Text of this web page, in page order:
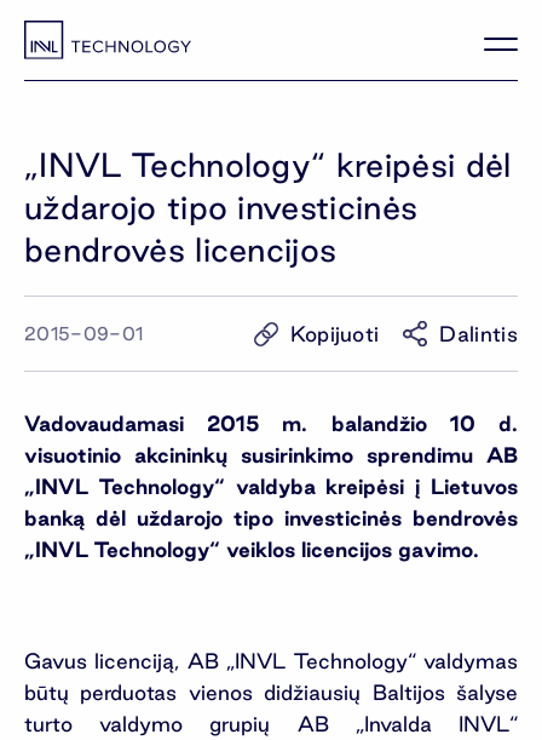
„INVL Technology“ kreipėsi dėl
uždarojo tipo investicinės
bendrovės licencijos
2015-09-01 Kopijuoti Dalintis
Vadovaudamasi 2015 m. balandžio 10 d.
visuotinio akcininkų susirinkimo sprendimu AB
„INVL Technology“ valdyba kreipėsi į Lietuvos
banką dėl uždarojo tipo investicinės bendrovės
„INVL Technology“ veiklos licencijos gavimo.
Gavus licenciją, AB „INVL Technology“ valdymas
būtų perduotas vienos didžiausių Baltijos šalyse
turto valdymo grupių AB „Invalda INVL“